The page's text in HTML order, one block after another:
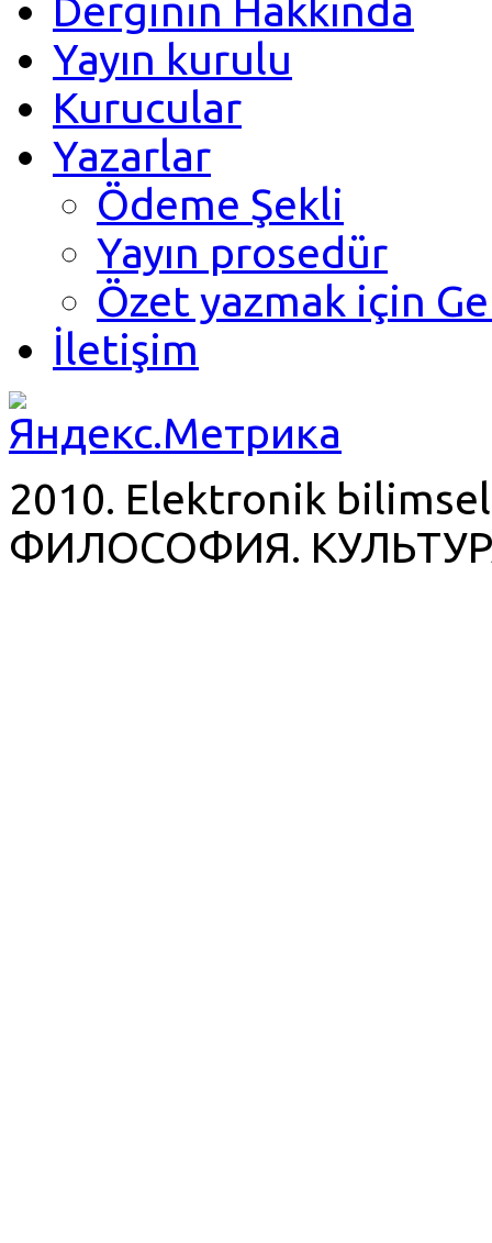
Derginin Hakkında
Yayın kurulu
Kurucular
Yazarlar
Ödeme Şekli
Yayın prosedür
Özet yazmak için
İletişim
2010. Elektronik bilimsel
ФИЛОСОФИЯ.